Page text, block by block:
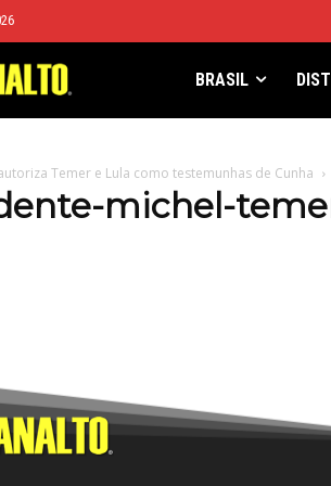
BRASIL
Temer e Lula como testemunhas de Cunha
michel-